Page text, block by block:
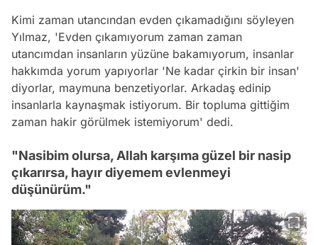
Kimi zaman utancından evden çıkamadığını söyleyen
Yılmaz, 'Evden çıkamıyorum zaman zaman
utancımdan insanların yüzüne bakamıyorum, insanlar
hakkımda yorum yapıyorlar 'Ne kadar çirkin bir insan'
diyorlar, maymuna benzetiyorlar. Arkadaş edinip
insanlarla kaynaşmak istiyorum. Bir topluma gittiğim
zaman hakir görülmek istemiyorum' dedi.
"Nasibim olursa, Allah karşıma güzel bir nasip
çıkarırsa, hayır diyemem evlenmeyi
düşünürüm."